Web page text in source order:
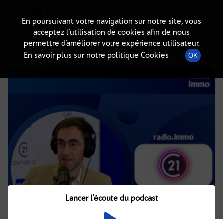
DÉTAILS DE L'ÉPISODE
17 mars 2025à 13h40 , durée : 13 minutes
En poursuivant votre navigation sur notre site, vous
acceptez l’utilisation de cookies afin de nous
permettre d’améliorer votre expérience utilisateur.
En savoir plus sur notre politique Cookies
OK
Lancer l'écoute du podcast